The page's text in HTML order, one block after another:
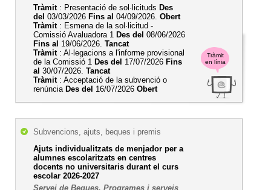
Tràmit
en línia
Tràmit: Presentació de sol·licituds Des
del 03/03/2026 Fins al 04/09/2026. Obert
Tràmit: Esmena de la sol·licitud -
Comissió Avaluadora 1 Des del 08/06/2026
Fins al 19/06/2026. Tancat
Tràmit: Al·legacions a l'informe provisional
de la Comissió 1 Des del 17/07/2026 Fins
al 30/07/2026. Tancat
Tràmit: Acceptació de la subvenció o
renúncia Des del 16/07/2026 Obert
Subvencions, ajuts, beques i premis
Ajuts individualitzats de menjador per a
alumnes escolaritzats en centres
docents no universitaris durant el curs
escolar 2026-2027
Servei de Beques, Programes i serveis